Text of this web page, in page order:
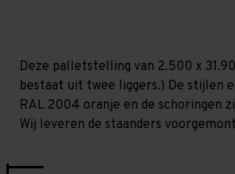
Deze palletstelling van 2.500 x
bestaat uit twee liggers.) De stijlen
RAL 2004 oranje en de schoringen
Wij leveren de staanders